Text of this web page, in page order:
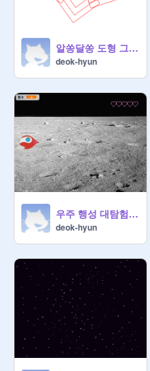
알쏭달쏭 도형 그리기(업그레이드)
deok-hyun
우주 행성 대탐험(업그레이드)
deok-hyun